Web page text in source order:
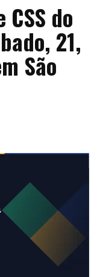
do
21,
São